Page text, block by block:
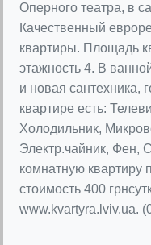
Оперного театра, в
Качественный
квартиры. Площадь
этажность 4. В
и новая сантехника,
квартире есть:
Холодильник,
Электр.чайник, Фен,
комнатную квартиру
стоимость 400
www.kvartyra.lviv.ua.